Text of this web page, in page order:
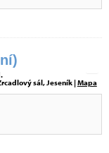
sál, Jeseník |Mapa